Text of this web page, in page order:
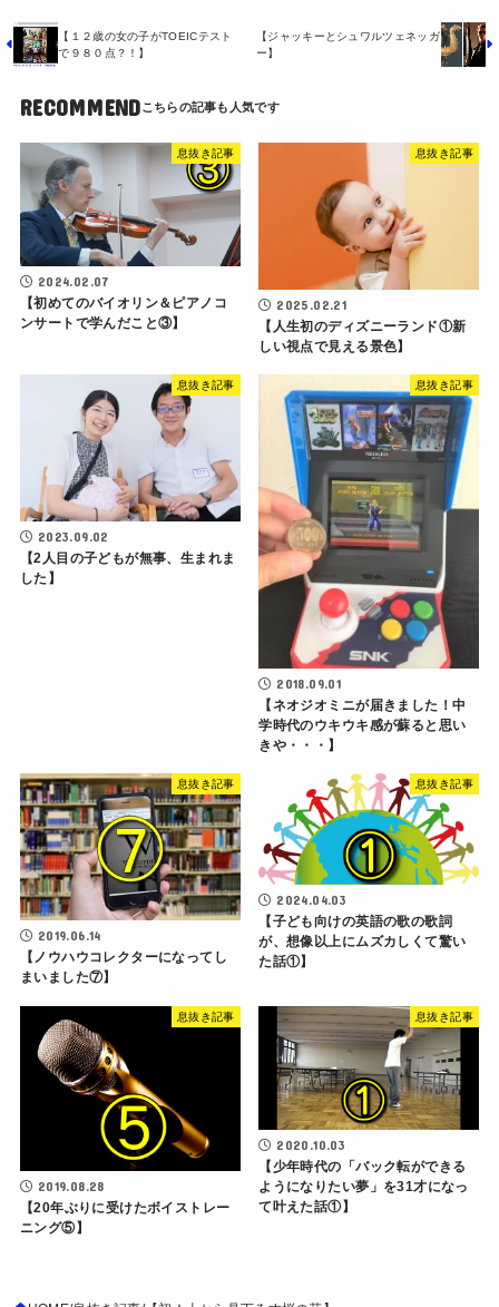
【１２歳の女の子がTOEICテスト
で９８０点？！】
【ジャッキーとシュワルツェネッガ
ー】
RECOMMEND
息抜き記事
2024.02.07
【初めてのバイオリン＆ピアノコ
ンサートで学んだこと③】
息抜き記事
2025.02.21
【人生初のディズニーランド①新
しい視点で見える景色】
息抜き記事
2023.09.02
【2人目の子どもが無事、生まれま
した】
息抜き記事
2018.09.01
【ネオジオミニが届きました！中
学時代のウキウキ感が蘇ると思い
きや・・・】
息抜き記事
2019.06.14
【ノウハウコレクターになってし
まいました⑦】
息抜き記事
2024.04.03
【子ども向けの英語の歌の歌詞
が、想像以上にムズカしくて驚い
た話①】
息抜き記事
2019.08.28
【20年ぶりに受けたボイストレー
ニング⑤】
息抜き記事
2020.10.03
【少年時代の「バック転ができる
ようになりたい夢」を31才になっ
て叶えた話①】